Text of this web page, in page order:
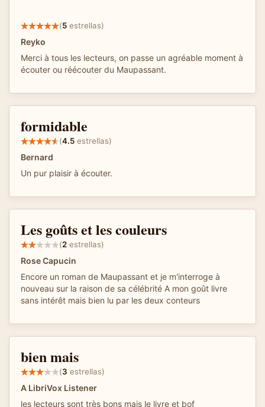
(5 estrellas)
Reyko
Merci à tous les lecteurs, on passe un agréable moment à
écouter ou réécouter du Maupassant.
formidable
(4.5 estrellas)
Bernard
Un pur plaisir à écouter.
Les goûts et les couleurs
(2 estrellas)
Rose Capucin
Encore un roman de Maupassant et je m'interroge à
nouveau sur la raison de sa célébrité A mon goût livre
sans intérêt mais bien lu par les deux conteurs
bien mais
(3 estrellas)
A LibriVox Listener
les lecteurs sont très bons mais le livre et bof